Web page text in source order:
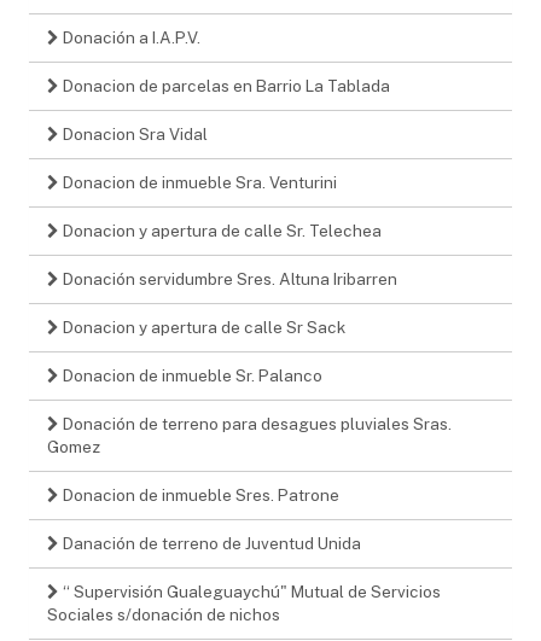
Donación a I.A.P.V.
Donacion de parcelas en Barrio La Tablada
Donacion Sra Vidal
Donacion de inmueble Sra. Venturini
Donacion y apertura de calle Sr. Telechea
Donación servidumbre Sres. Altuna Iribarren
Donacion y apertura de calle Sr Sack
Donacion de inmueble Sr. Palanco
Donación de terreno para desagues pluviales Sras.
Gomez
Donacion de inmueble Sres. Patrone
Danación de terreno de Juventud Unida
“ Supervisión Gualeguaychú" Mutual de Servicios
Sociales s/donación de nichos